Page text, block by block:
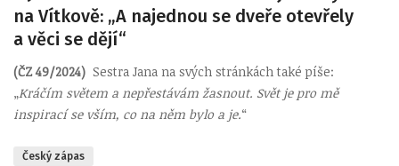
na Vítkově: „A najednou se dveře otevřely
a věci se dějí“
(ČZ 49/2024) Sestra Jana na svých stránkách také píše:
„Kráčím světem a nepřestávám žasnout. Svět je pro mě
inspirací se vším, co na něm bylo a je.“
Český zápas